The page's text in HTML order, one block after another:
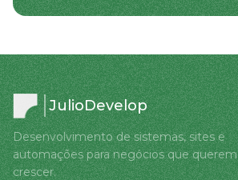
JulioDevelop
Desenvolvimento de sistemas, sites e
automações para negócios que querem
crescer.